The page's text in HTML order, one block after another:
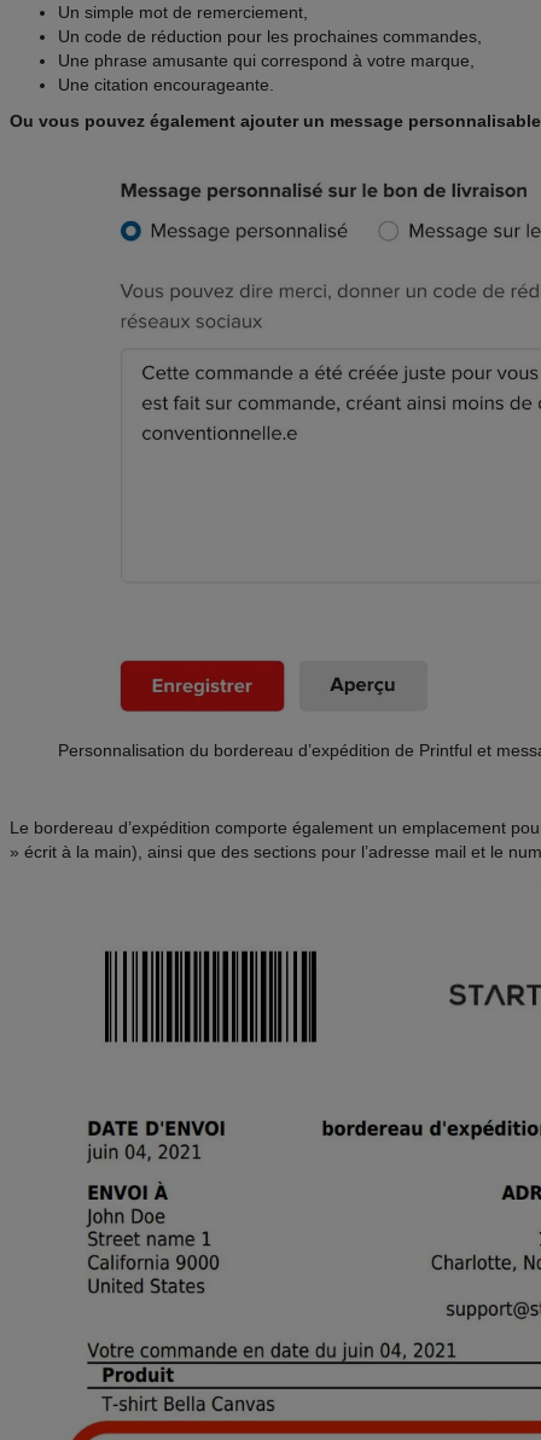
Un simple mot de remerciement,
Un code de réduction pour les prochaines commandes,
Une phrase amusante qui correspond à votre marque,
Une citation encourageante.
Ou vous pouvez également ajouter un message
Personnalisation du bordereau d’expédition de Printful et
Le bordereau d’expédition comporte également un emplacement
» écrit à la main), ainsi que des sections pour l’adresse mail et le